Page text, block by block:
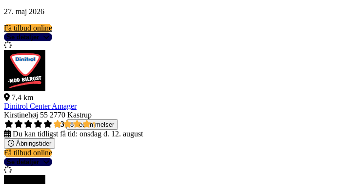
27. maj 2026
Få tilbud online
Se detaljer
7,4 km
Dinitrol Center Amager
Kirstinehøj 55 2770 Kastrup
4,3
8 bedømmelser
Du kan tidligst få tid: onsdag d. 12. august
Åbningstider
Få tilbud online
Se detaljer